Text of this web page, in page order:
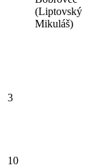
(Liptovský
Mikuláš)
3
10